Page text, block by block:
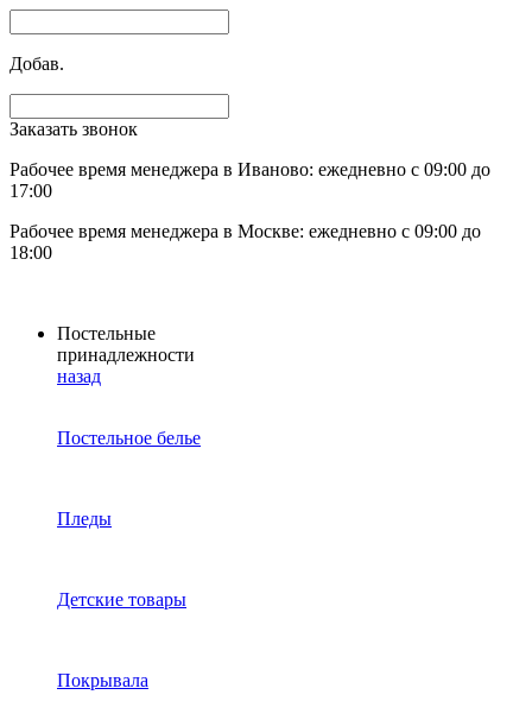
Добав.
Заказать звонок
Рабочее время менеджера в Иваново: ежедневно с 09:00 до
17:00
Рабочее время менеджера в Москве: ежедневно с 09:00 до
18:00
Постельные
принадлежности
назад
Постельное белье
Пледы
Детские товары
Покрывала